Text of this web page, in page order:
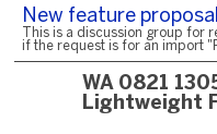
New feature
This is a discussion group for
if the request is for an import
WA 0821
Lightweight